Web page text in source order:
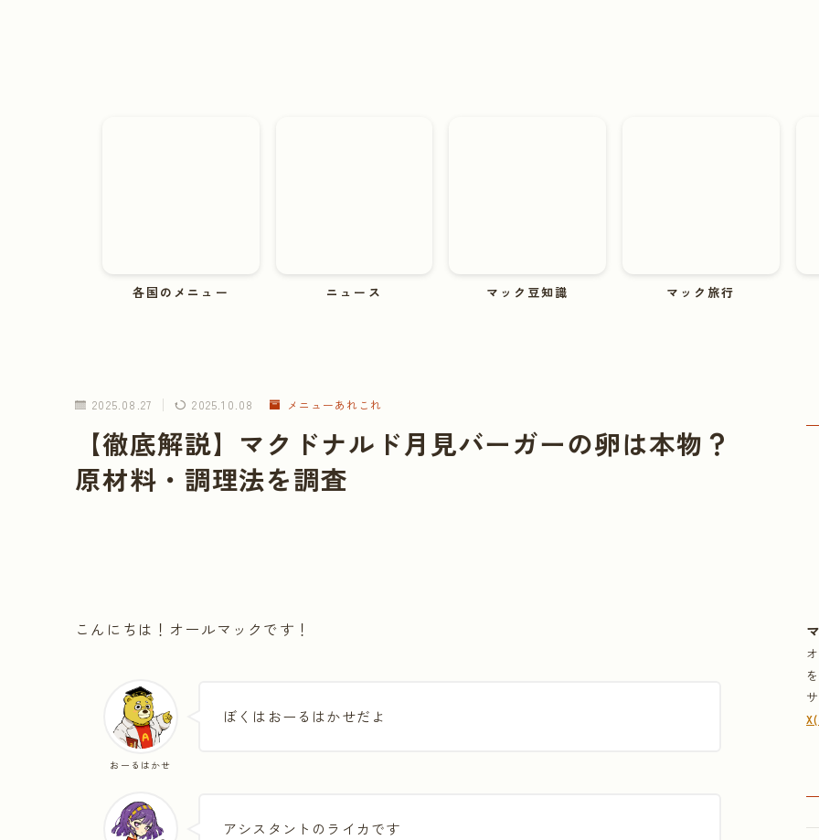
各国のメニュー ニュース マック豆知識 マック旅行
2025.08.27 2025.10.08 メニューあれこれ
【徹底解説】マクドナルド月見バーガーの卵は本物？
原材料・調理法を調査
こんにちは！オールマックです！
おーるはかせ
ぼくはおーるはかせだよ
アシスタントのライカです